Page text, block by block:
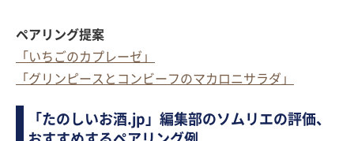
ペアリング提案
「いちごのカプレーゼ」
「グリンピースとコンビーフのマカロニサラダ」
「たのしいお酒.jp」編集部のソムリエの評価、